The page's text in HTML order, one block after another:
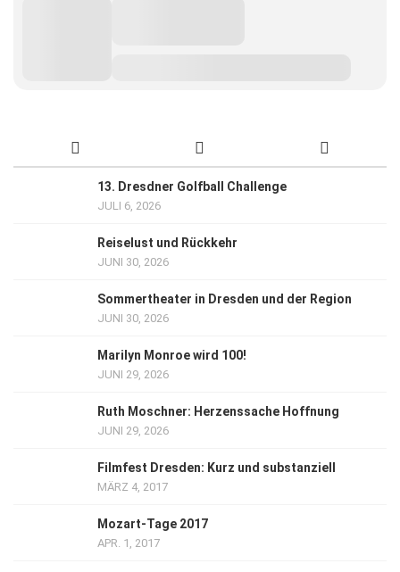
13. Dresdner Golfball Challenge
JULI 6, 2026
Reiselust und Rückkehr
JUNI 30, 2026
Sommertheater in Dresden und der Region
JUNI 30, 2026
Marilyn Monroe wird 100!
JUNI 29, 2026
Ruth Moschner: Herzenssache Hoffnung
JUNI 29, 2026
Filmfest Dresden: Kurz und substanziell
MÄRZ 4, 2017
Mozart-Tage 2017
APR. 1, 2017